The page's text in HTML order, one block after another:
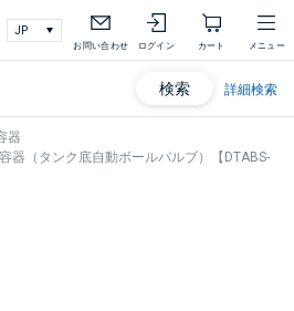
お問い合わせ ログイン カート メニュー
検索 詳細検索
器
器（タンク底自動ボールバルブ）【DTABS-